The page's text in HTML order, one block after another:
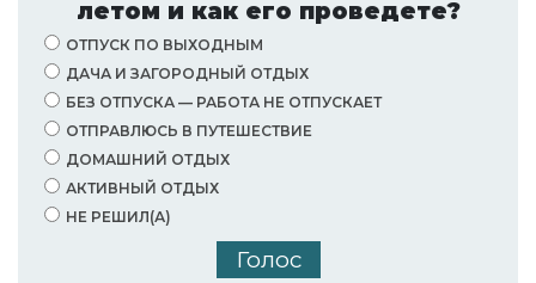
летом и как его проведете?
ОТПУСК ПО ВЫХОДНЫМ
ДАЧА И ЗАГОРОДНЫЙ ОТДЫХ
БЕЗ ОТПУСКА — РАБОТА НЕ ОТПУСКАЕТ
ОТПРАВЛЮСЬ В ПУТЕШЕСТВИЕ
ДОМАШНИЙ ОТДЫХ
АКТИВНЫЙ ОТДЫХ
НЕ РЕШИЛ(А)